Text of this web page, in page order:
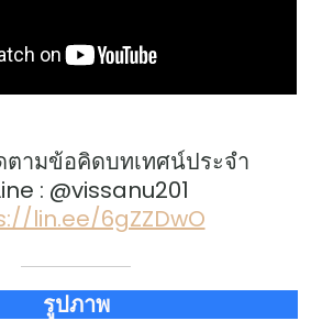
ตามข้อคิดบทเทศน์ประจำ
: @vissanu201
lin.ee/6gZZDwO
รูปภาพ